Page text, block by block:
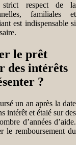
respect de la
familiales et
est indispensable si
le prêt
des intérêts
?
un an après la date
intérêt et étalé sur des
d’années d’aide.
le remboursement du